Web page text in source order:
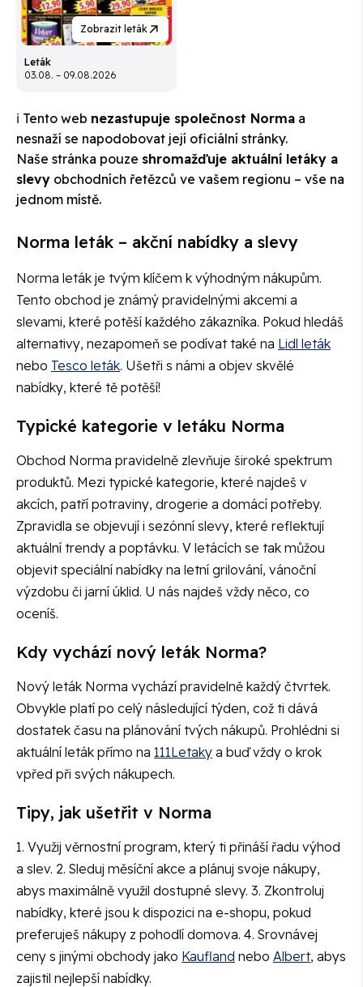
Zobrazit leták
Leták
03.08. – 09.08.2026
ℹ️ Tento web nezastupuje společnost Norma a
nesnaží se napodobovat její oficiální stránky.
Naše stránka pouze shromažďuje aktuální letáky a
slevy obchodních řetězců ve vašem regionu – vše na
jednom místě.
Norma leták – akční nabídky a slevy
Norma leták je tvým klíčem k výhodným nákupům.
Tento obchod je známý pravidelnými akcemi a
slevami, které potěší každého zákazníka. Pokud hledáš
alternativy, nezapomeň se podívat také na Lidl leták
nebo Tesco leták. Ušetři s námi a objev skvělé
nabídky, které tě potěší!
Typické kategorie v letáku Norma
Obchod Norma pravidelně zlevňuje široké spektrum
produktů. Mezi typické kategorie, které najdeš v
akcích, patří potraviny, drogerie a domácí potřeby.
Zpravidla se objevují i sezónní slevy, které reflektují
aktuální trendy a poptávku. V letácích se tak můžou
objevit speciální nabídky na letní grilování, vánoční
výzdobu či jarní úklid. U nás najdeš vždy něco, co
oceníš.
Kdy vychází nový leták Norma?
Nový leták Norma vychází pravidelně každý čtvrtek.
Obvykle platí po celý následující týden, což ti dává
dostatek času na plánování tvých nákupů. Prohlédni si
aktuální leták přímo na 111Letaky a buď vždy o krok
vpřed při svých nákupech.
Tipy, jak ušetřit v Norma
1. Využij věrnostní program, který ti přináší řadu výhod
a slev. 2. Sleduj měsíční akce a plánuj svoje nákupy,
abys maximálně využil dostupné slevy. 3. Zkontroluj
nabídky, které jsou k dispozici na e-shopu, pokud
preferuješ nákupy z pohodlí domova. 4. Srovnávej
ceny s jinými obchody jako Kaufland nebo Albert, abys
zajistil nejlepší nabídky.